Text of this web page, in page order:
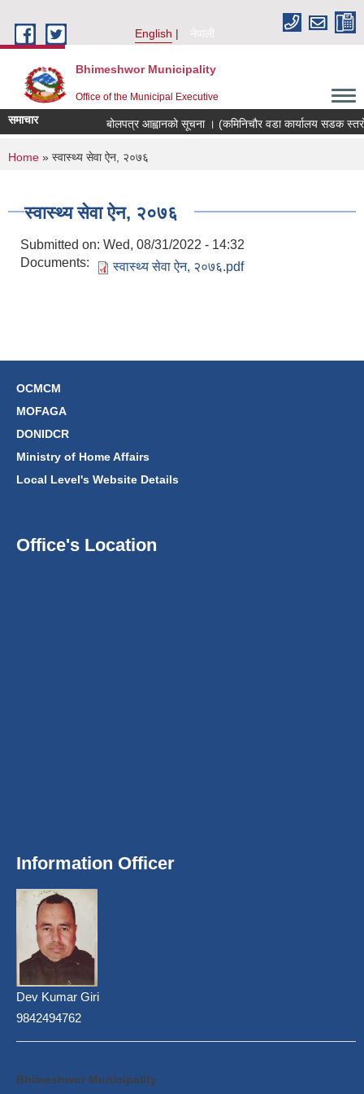
English
नेपाली
Bhimeshwor Municipality
Office of the Municipal Executive
समाचार बोलपत्र आह्वानको सूचना । (कमिनिचौर वडा कार्यालय सडक
You are here
Home » स्वास्थ्य सेवा ऐन, २०७६
स्वास्थ्य सेवा ऐन, २०७६
Submitted on: Wed, 08/31/2022 - 14:32
Documents:
स्वास्थ्य सेवा ऐन, २०७६.pdf
OCMCM
MOFAGA
DONIDCR
Ministry of Home Affairs
Local Level's Website Details
Office's Location
Information Officer
Dev Kumar Giri
9842494762
Bhimeshwor Municipality